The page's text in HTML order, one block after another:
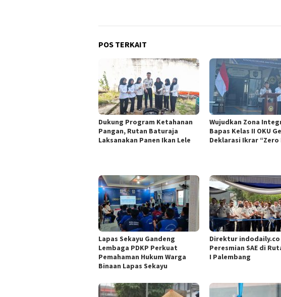
POS TERKAIT
Dukung Program Ketahanan
Pangan, Rutan Baturaja
Laksanakan Panen Ikan Lele
Wujudkan Zona
Bapas Kelas II OKU
Deklarasi Ikrar “Zero
Lapas Sekayu Gandeng
Lembaga PDKP Perkuat
Pemahaman Hukum Warga
Binaan Lapas Sekayu
Direktur indodaily.co
Peresmian SAE di
I Palembang